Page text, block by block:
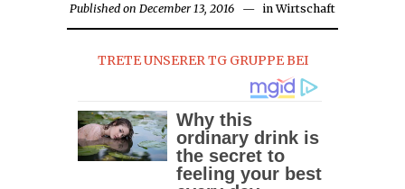
Published on December 13, 2016 in Wirtschaft
TRETE UNSERER TG GRUPPE BEI